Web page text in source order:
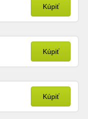
Kúpiť
Kúpiť
Kúpiť